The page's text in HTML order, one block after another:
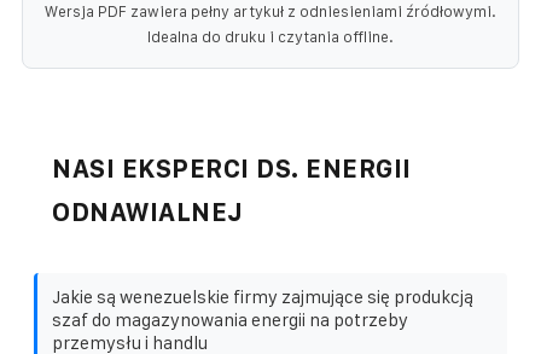
Wersja PDF zawiera pełny artykuł z odniesieniami źródłowymi.
Idealna do druku i czytania offline.
NASI EKSPERCI DS. ENERGII
ODNAWIALNEJ
Jakie są wenezuelskie firmy zajmujące się produkcją
szaf do magazynowania energii na potrzeby
przemysłu i handlu